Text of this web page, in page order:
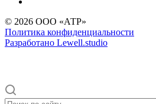
© 2026 ООО «АТР»
Политика конфиденциальности
Разработано Lewell.studio